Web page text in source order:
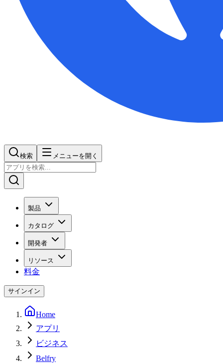
検索 メニューを開く
製品
カタログ
開発者
リソース
料金
サインイン
Home
アプリ
ビジネス
Belfry